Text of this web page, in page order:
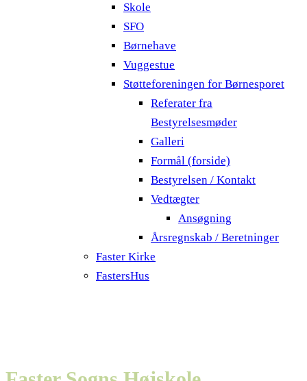
Skole
SFO
Børnehave
Vuggestue
Støtteforeningen for Børnesporet
Referater fra
Bestyrelsesmøder
Galleri
Formål (forside)
Bestyrelsen / Kontakt
Vedtægter
Ansøgning
Årsregnskab / Beretninger
Faster Kirke
FastersHus